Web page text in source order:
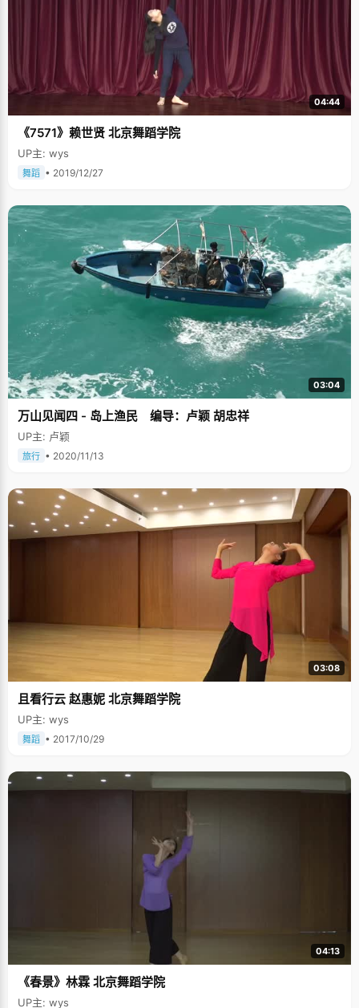
04:44
《7571》赖世贤 北京舞蹈学院
UP主: wys
舞蹈 • 2019/12/27
03:04
万山见闻四 - 岛上渔民 编导：卢颖 胡忠祥
UP主: 卢颖
旅行 • 2020/11/13
03:08
且看行云 赵惠妮 北京舞蹈学院
UP主: wys
舞蹈 • 2017/10/29
04:13
《春景》林霖 北京舞蹈学院
UP主: wys